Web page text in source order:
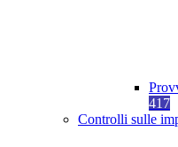
417
Controlli sulle